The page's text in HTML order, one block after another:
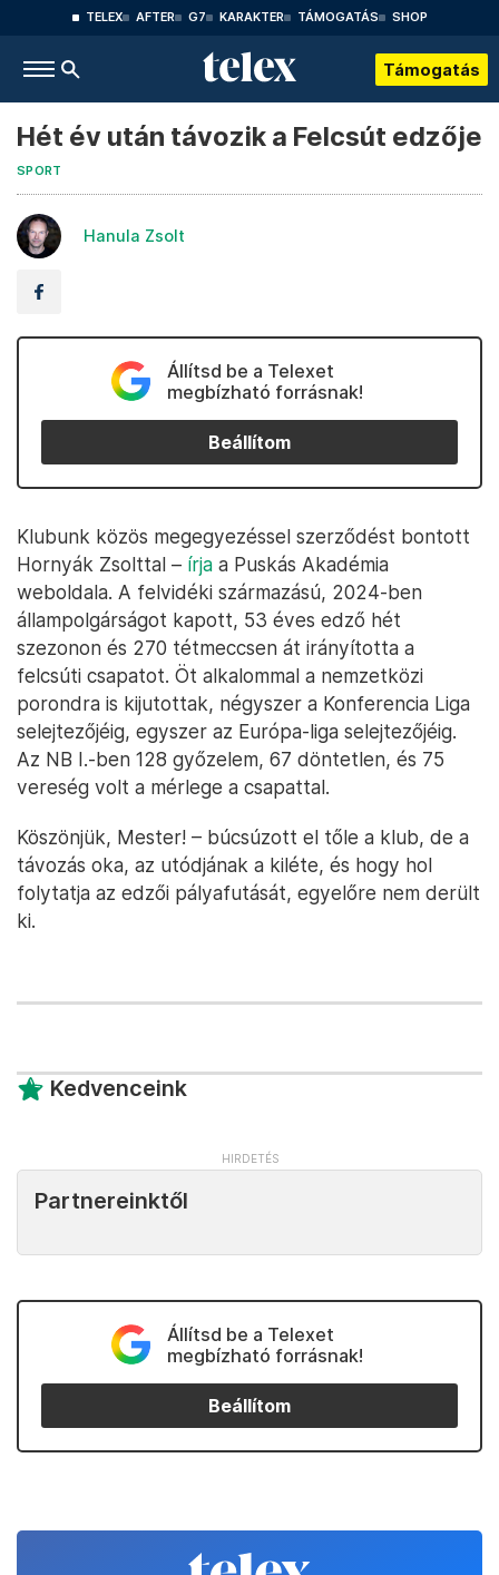
TELEX AFTER G7 KARAKTER TÁMOGATÁS SHOP
Támogatás
Hét év után távozik a Felcsút edzője
SPORT
Hanula Zsolt
Állítsd be a Telexet
megbízható forrásnak!
Beállítom
Klubunk közös megegyezéssel szerződést bontott
Hornyák Zsolttal – írja a Puskás Akadémia
weboldala. A felvidéki származású, 2024-ben
állampolgárságot kapott, 53 éves edző hét
szezonon és 270 tétmeccsen át irányította a
felcsúti csapatot. Öt alkalommal a nemzetközi
porondra is kijutottak, négyszer a Konferencia Liga
selejtezőjéig, egyszer az Európa-liga selejtezőjéig.
Az NB I.-ben 128 győzelem, 67 döntetlen, és 75
vereség volt a mérlege a csapattal.
Köszönjük, Mester! – búcsúzott el tőle a klub, de a
távozás oka, az utódjának a kiléte, és hogy hol
folytatja az edzői pályafutását, egyelőre nem derült
ki.
Kedvenceink
Partnereinktől
Állítsd be a Telexet
megbízható forrásnak!
Beállítom